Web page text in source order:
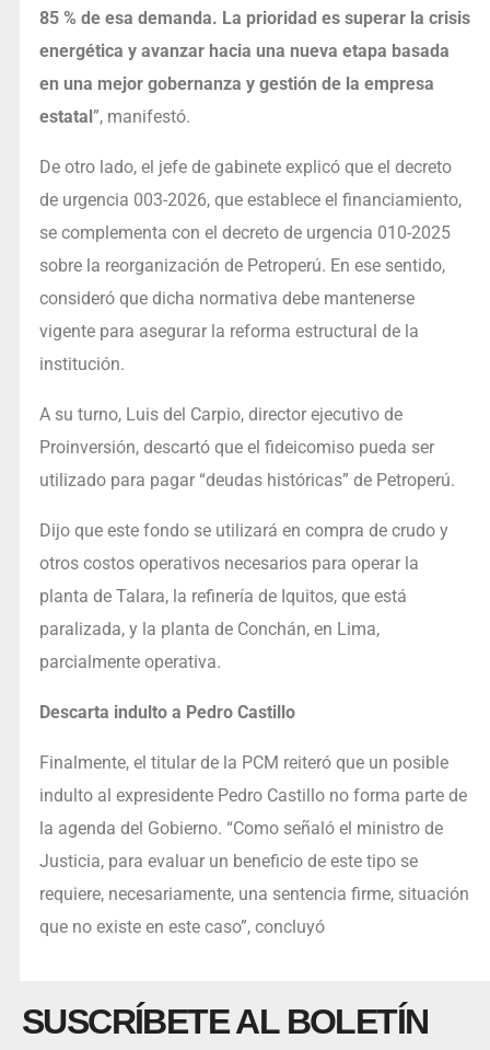
85 % de esa demanda. La prioridad es superar la crisis
energética y avanzar hacia una nueva etapa basada
en una mejor gobernanza y gestión de la empresa
estatal ”, manifestó.
De otro lado, el jefe de gabinete explicó que el decreto
de urgencia 003-2026, que establece el financiamiento,
se complementa con el decreto de urgencia 010-2025
sobre la reorganización de Petroperú. En ese sentido,
consideró que dicha normativa debe mantenerse
vigente para asegurar la reforma estructural de la
institución.
A su turno, Luis del Carpio, director ejecutivo de
Proinversión, descartó que el fideicomiso pueda ser
utilizado para pagar “deudas históricas” de Petroperú.
Dijo que este fondo se utilizará en compra de crudo y
otros costos operativos necesarios para operar la
planta de Talara, la refinería de Iquitos, que está
paralizada, y la planta de Conchán, en Lima,
parcialmente operativa.
Descarta indulto a Pedro Castillo
Finalmente, el titular de la PCM reiteró que un posible
indulto al expresidente Pedro Castillo no forma parte de
la agenda del Gobierno. “Como señaló el ministro de
Justicia, para evaluar un beneficio de este tipo se
requiere, necesariamente, una sentencia firme, situación
que no existe en este caso”, concluyó
SUSCRÍBETE AL BOLETÍN